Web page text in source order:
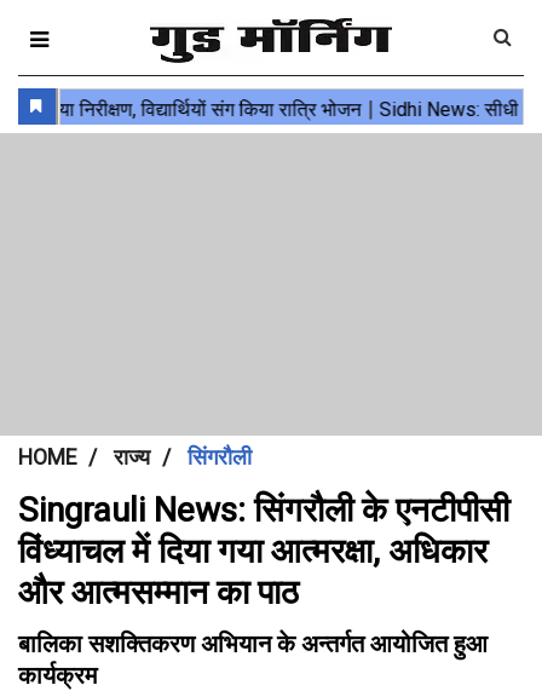
HOME राज्य सिंगरौली
Singrauli News: सिंगरौली के एनटीपीसी
विंध्याचल में दिया गया आत्मरक्षा, अधिकार
और आत्मसम्मान का पाठ
बालिका सशक्तिकरण अभियान के अन्तर्गत आयोजित हुआ
कार्यक्रम